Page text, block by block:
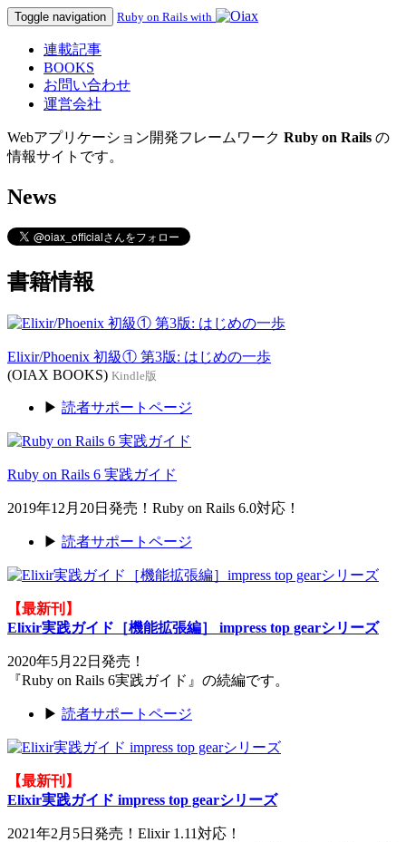
Toggle navigation Ruby on Rails with
連載記事
BOOKS
お問い合わせ
運営会社
Webアプリケーション開発フレームワーク Ruby on Rails の
情報サイトです。
News
書籍情報
Elixir/Phoenix 初級① 第3版: はじめの一歩
(OIAX BOOKS) Kindle版
▶ 読者サポートページ
Ruby on Rails 6 実践ガイド
2019年12月20日発売！Ruby on Rails 6.0対応！
▶ 読者サポートページ
【最新刊】
Elixir実践ガイド［機能拡張編］ impress top gearシリーズ
2020年5月22日発売！
『Ruby on Rails 6実践ガイド』の続編です。
▶ 読者サポートページ
【最新刊】
Elixir実践ガイド impress top gearシリーズ
2021年2月5日発売！Elixir 1.11対応！